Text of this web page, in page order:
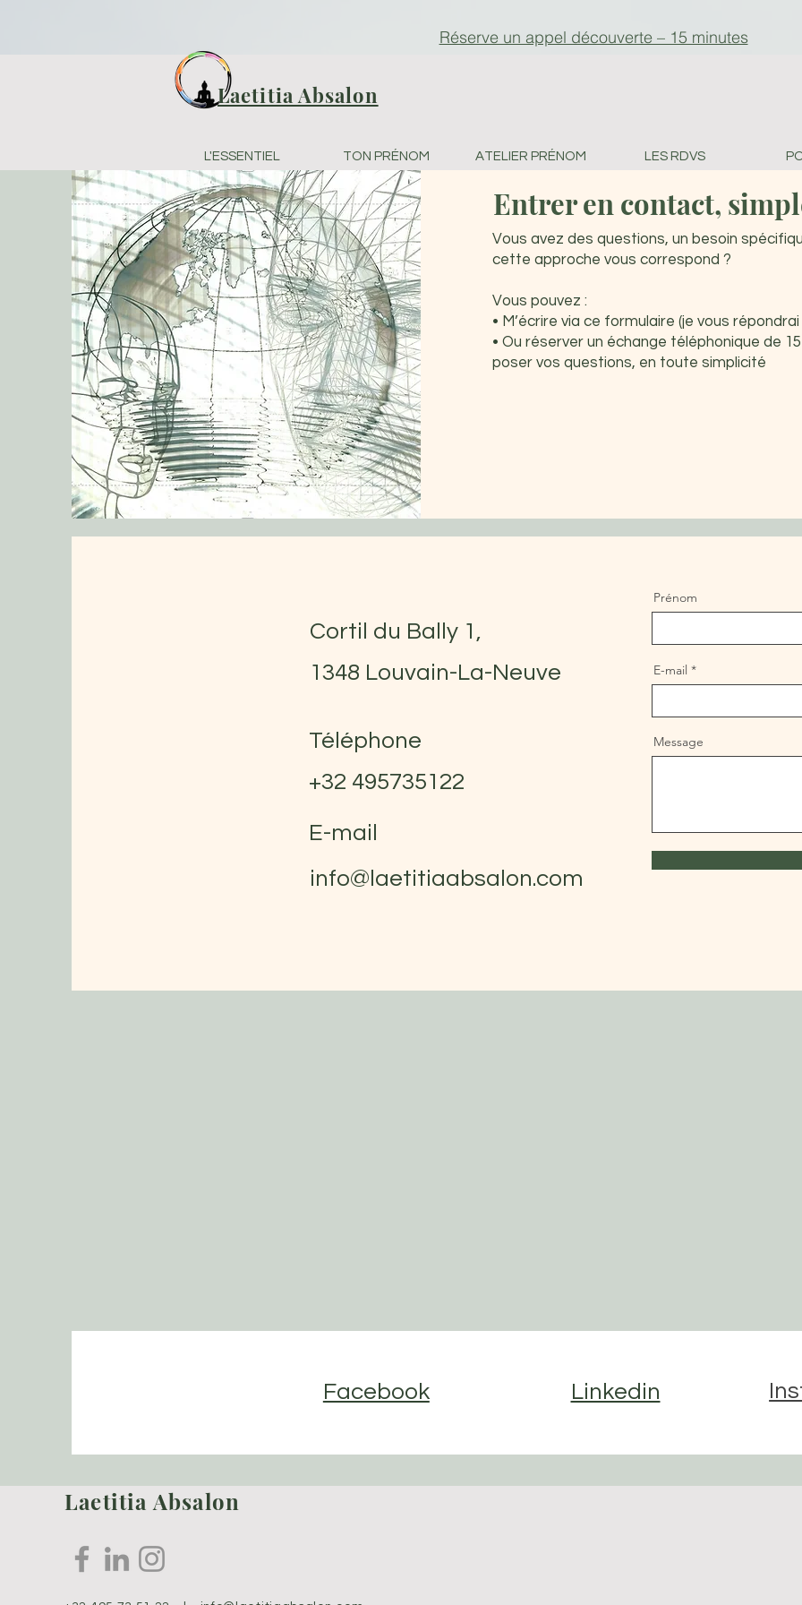
Réserve un appel découverte – 15 minutes
Laetitia Absalon
L'ESSENTIEL TON PRÉNOM ATELIER PRÉNOM LES RDVS
Entrer en contact,
Vous avez des questions, un besoin
cette approche vous correspond ?
Vous pouvez :
• M’écrire via ce formulaire (je vous
• Ou réserver un échange téléphonique de
poser vos questions, en toute simplicité
Cortil du Bally 1,
1348 Louvain-La-Neuve
Téléphone
+32 495735122
E-mail
info@laetitiaabsalon.com
Prénom
E-mail
Message
Facebook Linkedin
Laetitia Absalon